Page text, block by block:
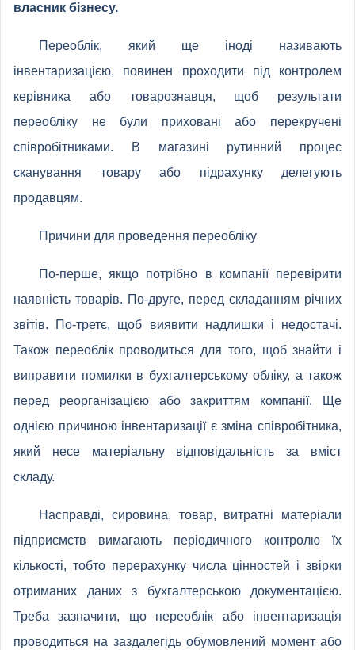
власник бізнесу.
Переоблік, який ще іноді називають
інвентаризацією, повинен проходити під контролем
керівника або товарознавця, щоб результати
переобліку не були приховані або перекручені
співробітниками. В магазині рутинний процес
сканування товару або підрахунку делегують
продавцям.
Причини для проведення переобліку
По-перше, якщо потрібно в компанії перевірити
наявність товарів. По-друге, перед складанням річних
звітів. По-третє, щоб виявити надлишки і недостачі.
Також переоблік проводиться для того, щоб знайти і
виправити помилки в бухгалтерському обліку, а також
перед реорганізацією або закриттям компанії. Ще
однією причиною інвентаризації є зміна співробітника,
який несе матеріальну відповідальність за вміст
складу.
Насправді, сировина, товар, витратні матеріали
підприємств вимагають періодичного контролю їх
кількості, тобто перерахунку числа цінностей і звірки
отриманих даних з бухгалтерською документацією.
Треба зазначити, що переоблік або інвентаризація
проводиться на заздалегідь обумовлений момент або